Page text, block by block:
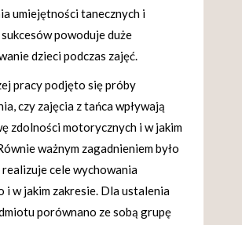
umiejętności tanecznych i
powoduje duże
dzieci podczas zajęć.
pracy podjęto się próby
czy zajęcia z tańca wpływają
zdolności motorycznych i w jakim
ważnym zagadnieniem było
cele wychowania
i w jakim zakresie. Dla ustalenia
porównano ze sobą grupę